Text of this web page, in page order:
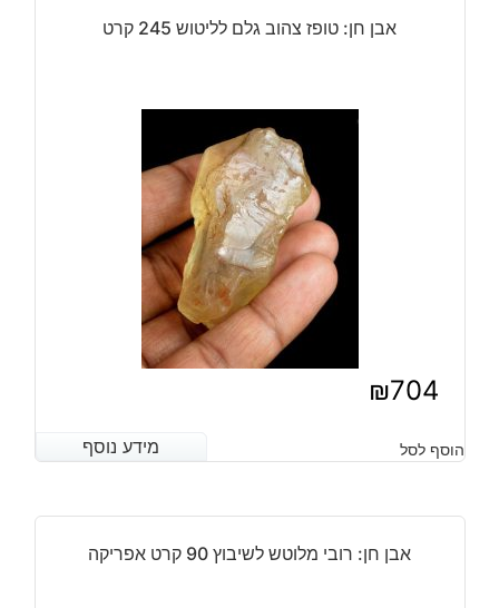
אבן חן: טופז צהוב גלם לליטוש 245 קרט
₪704
מידע נוסף הוסף לסל מידע נוסף
אבן חן: רובי מלוטש לשיבוץ 90 קרט אפריקה